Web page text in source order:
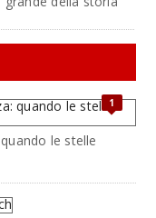
1
le stelle